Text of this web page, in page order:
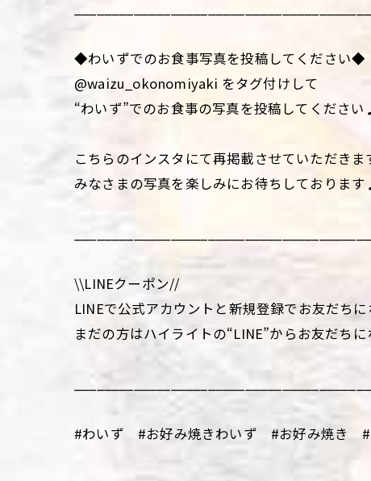
◆わいずでのお食事写真を投稿してください◆
@waizu_okonomiyaki をタグ付けして
“わいず”でのお食事の写真を投稿してください
こちらのインスタにて再掲載させていただき
みなさまの写真を楽しみにお待ちしておりま
\\LINEクーポン//
LINEで公式アカウントと新規登録でお友だち
まだの方はハイライトの“LINE”からお友だち
#わいず #お好み焼きわいず #お好み焼き